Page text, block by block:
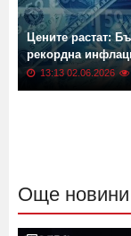
Цените растат:
рекордна
13:13 02.06.2026
Още